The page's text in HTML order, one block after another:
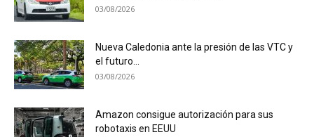
03/08/2026
Nueva Caledonia ante la presión de las VTC y
el futuro...
03/08/2026
Amazon consigue autorización para sus
robotaxis en EEUU